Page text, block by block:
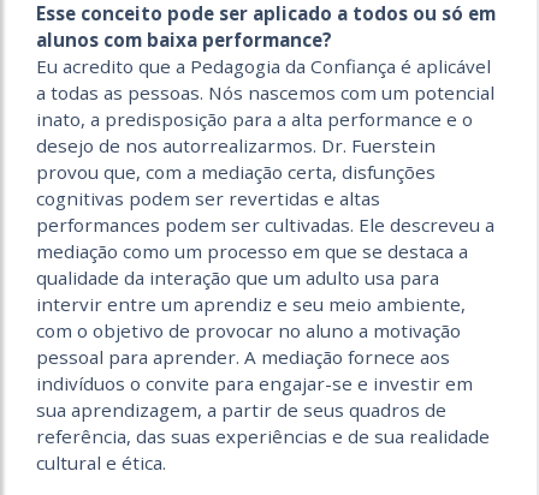
Esse conceito pode ser aplicado a todos ou só em
alunos com baixa performance?
Eu acredito que a Pedagogia da Confiança é aplicável
a todas as pessoas. Nós nascemos com um potencial
inato, a predisposição para a alta performance e o
desejo de nos autorrealizarmos. Dr. Fuerstein
provou que, com a mediação certa, disfunções
cognitivas podem ser revertidas e altas
performances podem ser cultivadas. Ele descreveu a
mediação como um processo em que se destaca a
qualidade da interação que um adulto usa para
intervir entre um aprendiz e seu meio ambiente,
com o objetivo de provocar no aluno a motivação
pessoal para aprender. A mediação fornece aos
indivíduos o convite para engajar-se e investir em
sua aprendizagem, a partir de seus quadros de
referência, das suas experiências e de sua realidade
cultural e ética.